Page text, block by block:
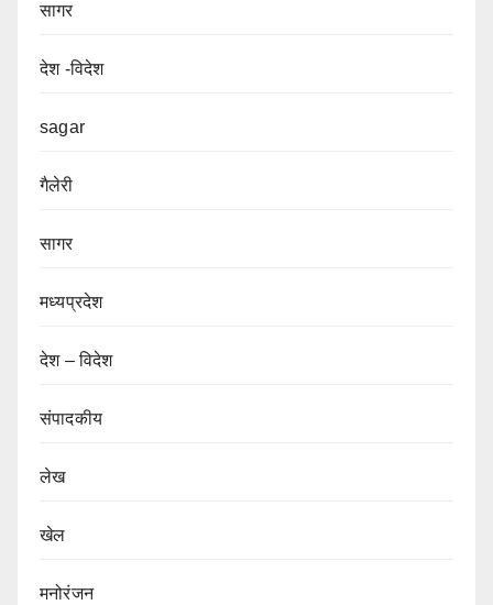
सागर
देश -विदेश
sagar
गैलेरी
सागर
मध्यप्रदेश
देश – विदेश
संपादकीय
लेख
खेल
मनोरंजन